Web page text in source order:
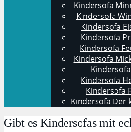
Kindersofa
Kindersofa
Kindersofa
Kindersofa
Kindersofa
Kindersofa
Kindersofa
Kindersofa
Kindersofa Der
Gibt es Kindersofas mit